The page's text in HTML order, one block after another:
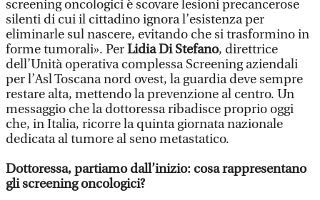
screening oncologici è scovare lesioni precancerose
silenti di cui il cittadino ignora l’esistenza per
eliminarle sul nascere, evitando che si trasformino in
forme tumorali». PerLidia Di Stefano, direttrice
dell’Unità operativa complessa Screening aziendali
per l’Asl Toscana nord ovest, la guardia deve sempre
restare alta, mettendo la prevenzione al centro. Un
messaggio che la dottoressa ribadisce proprio oggi
che, in Italia, ricorre la quinta giornata nazionale
dedicata al tumore al seno metastatico.
Dottoressa, partiamo dall’inizio: cosa rappresentano
gli screening oncologici?